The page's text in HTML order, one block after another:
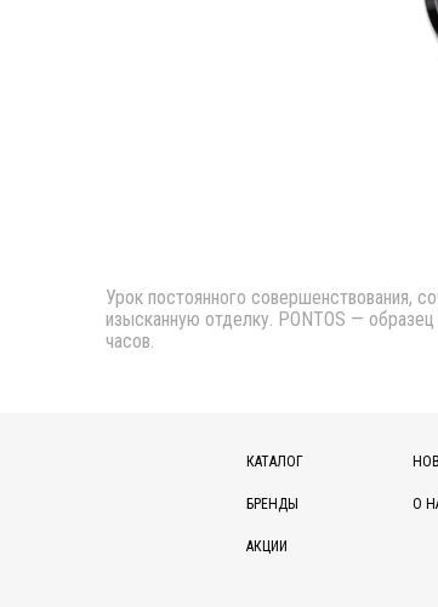
Урок постоянного совершенствования,
изысканную отделку. PONTOS —
часов.
КАТАЛОГ
БРЕНДЫ
АКЦИИ
О